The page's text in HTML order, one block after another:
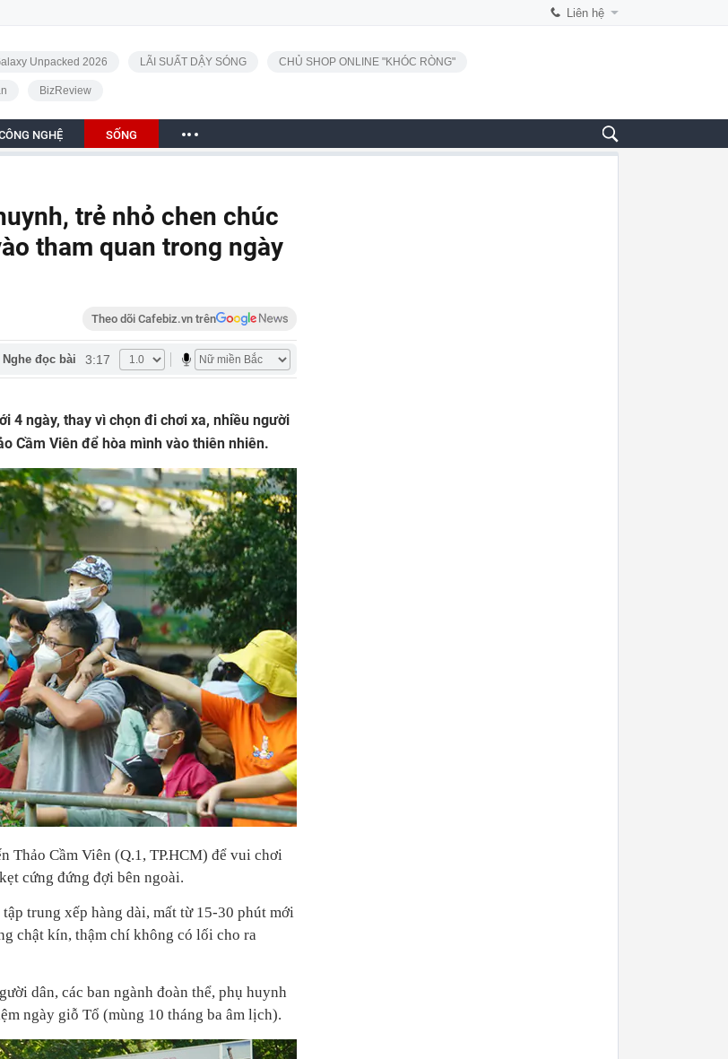
Liên hệ
Unpacked 2026 LÃI SUẤT DẬY SÓNG CHỦ SHOP ONLINE "KHÓC RÒNG"
BizReview
NGHỆ SỐNG
trẻ nhỏ chen chúc
tham quan trong ngày
Theo dõi Cafebiz.vn trên
Nghe đọc bài 3:17
4 ngày, thay vì chọn đi chơi xa, nhiều người
Cầm Viên để hòa mình vào thiên nhiên.
Thảo Cầm Viên (Q.1, TP.HCM) để vui chơi
cứng đứng đợi bên ngoài.
trung xếp hàng dài, mất từ 15-30 phút mới
chật kín, thậm chí không có lối cho ra
dân, các ban ngành đoàn thể, phụ huynh
ngày giỗ Tổ (mùng 10 tháng ba âm lịch).